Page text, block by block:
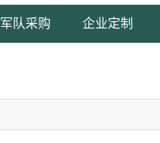
军队采购 企业定制